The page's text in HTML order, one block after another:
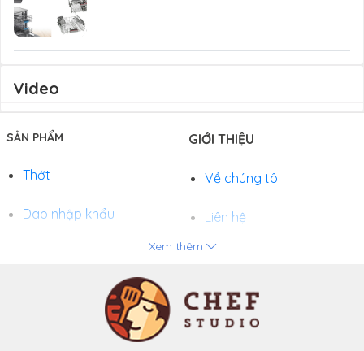
Video
SẢN PHẨM
Thớt
Dao nhập khẩu
Khay và Bếp nướng
GIỚI THIỆU
Về chúng tôi
Liên hệ
Tuyển dụng
Xem thêm